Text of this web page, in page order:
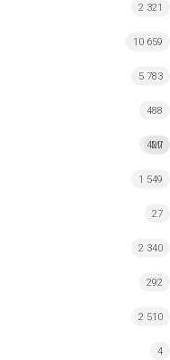
2 321
10 659
5 783
488
MI
427
1 549
27
2 340
292
2 510
4